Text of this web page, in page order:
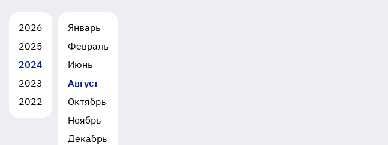
2026
2025
2024
2023
2022
Январь
Февраль
Июнь
Август
Октябрь
Ноябрь
Декабрь